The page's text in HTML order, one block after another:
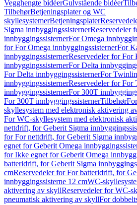
Vegghengte bidéerGulvstående bidéer
TilbehørBetjeningsplater og WC
skyllesystemerBetjeningsplater
Sigma innbyggingssisternerReservedeler
innbyggingssisternerFor Omega
for For Omega innbyggingssisternerFor
innbyggingssisternerReservedeler for For
innbyggingssisternerFor Delta
For Delta innbyggingssisternerFor
innbyggingssisternerReservedeler for For
innbyggingssisternerFor 300T
For 300T innbyggingssisternerTilbehør
skyllesystem med elektronisk aktivering
For WC-skyllesystem med elektronisk
nettdrift, for Geberit Sigma
for For nettdrift, for Geberit Sigma
egnet for Geberit Omega
for Ikke egnet for Geberit Omega
batteridrift, for Geberit Sigma
cmReservedeler for For batteridrift, for
innbyggingssisterne 12 cmWC-
aktivering av skyllReservedeler for WC-
pneumatisk aktivering av skyllFor